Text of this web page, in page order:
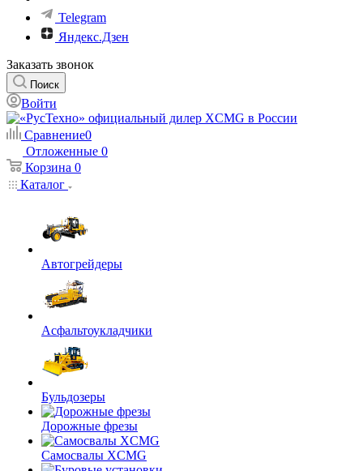
Telegram
Яндекс.Дзен
Заказать звонок
Поиск
Войти
Сравнение0
Отложенные 0
Корзина 0
Каталог
Автогрейдеры
Асфальтоукладчики
Бульдозеры
Дорожные фрезы
Самосвалы XCMG